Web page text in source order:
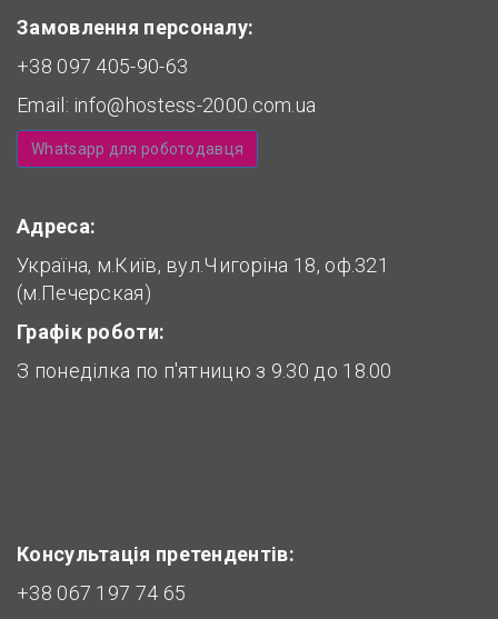
Замовлення персоналу:
+38 097 405-90-63
Email: info@hostess-2000.com.ua
Whatsapp для роботодавця
Адреса:
Україна, м.Київ, вул.Чигоріна 18, оф.321
(м.Печерская)
Графік роботи:
З понеділка по п'ятницю з 9.30 до 18.00
Консультація претендентів:
+38 067 197 74 65